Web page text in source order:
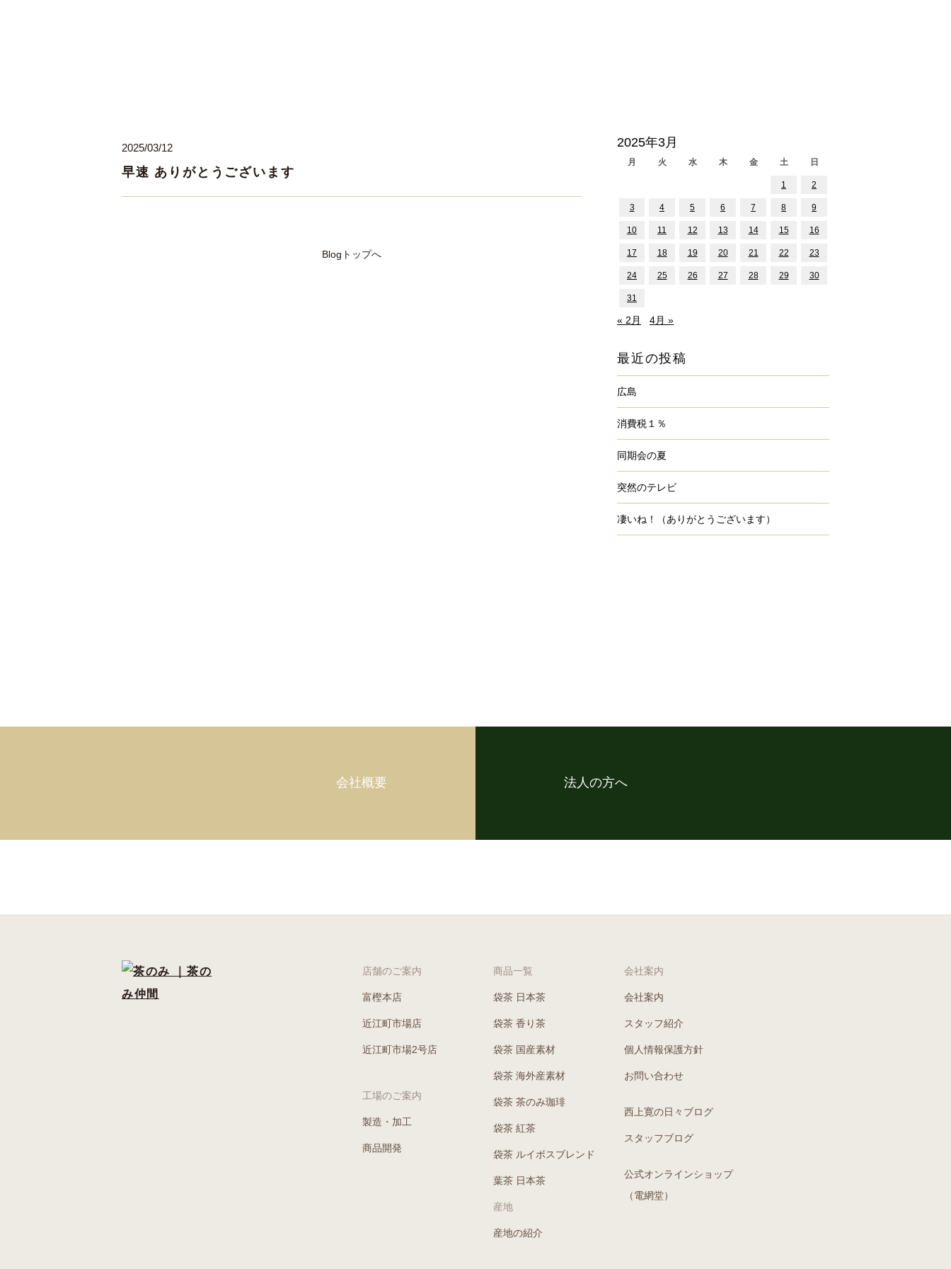
2025/03/12
早速 ありがとうございます
Blogトップへ
2025年3月
月 火 水 木 金 土 日
1 2
3 4 5 6 7 8 9
10 11 12 13 14 15 16
17 18 19 20 21 22 23
24 25 26 27 28 29 30
31
« 2月 4月 »
最近の投稿
広島
消費税１％
同期会の夏
突然のテレビ
凄いね！（ありがとうございます）
会社概要 法人の方へ
店舗のご案内
富樫本店
近江町市場店
近江町市場2号店
工場のご案内
製造・加工
商品開発
商品一覧
袋茶 日本茶
袋茶 香り茶
袋茶 国産素材
袋茶 海外産素材
袋茶 茶のみ珈琲
袋茶 紅茶
袋茶 ルイボスブレンド
葉茶 日本茶
産地
産地の紹介
会社案内
会社案内
スタッフ紹介
個人情報保護方針
お問い合わせ
西上寛の日々ブログ
スタッフブログ
公式オンラインショップ
（電網堂）